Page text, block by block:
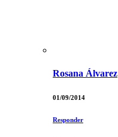
Rosana Álvarez
01/09/2014
Responder